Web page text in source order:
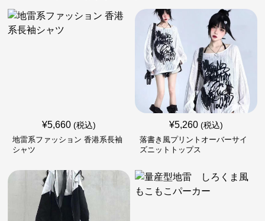
¥5,660 (税込)
地雷系ファッション 香港系長袖
シャツ
¥5,260 (税込)
落書き風プリントオーバーサイ
ズニットトップス